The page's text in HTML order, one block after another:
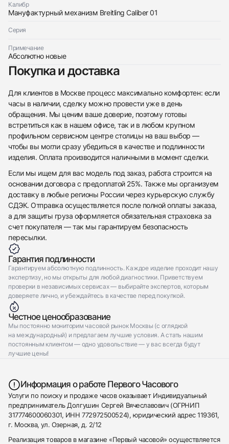
Калибр
Мануфактурный механизм Breitling Caliber 01
Серия
Примечание
Абсолютно новые
Покупка и доставка
Для клиентов в Москве процесс максимально комфортен: если
часы в наличии, сделку можно провести уже в день
обращения. Мы ценим ваше доверие, поэтому готовы
встретиться как в нашем офисе, так и в любом крупном
профильном сервисном центре столицы на ваш выбор —
чтобы вы могли сразу убедиться в качестве и подлинности
изделия. Оплата производится наличными в момент сделки.
Если мы ищем для вас модель под заказ, работа строится на
основании договора с предоплатой 25%. Также мы организуем
доставку в любые регионы России через курьерскую службу
СДЭК. Отправка осуществляется после полной оплаты заказа,
а для защиты груза оформляется обязательная страховка за
счет покупателя — так мы гарантируем безопасность
пересылки.
Гарантия подлинности
Гарантируем абсолютную подлинность. Каждое изделие проходит нашу
экспертизу, но мы открыты для любой диагностики. Приветствуем
проверки в независимых сервисах — выбирайте экспертов, которым
доверяете лично, и убеждайтесь в качестве перед покупкой.
Честное ценообразование
Мы постоянно мониторим часовой рынок Москвы (с оглядкой
на международный) и предлагаем лучшие условия. А стать нашим
постоянным клиентом — одно удовольствие — у вас всегда будут
лучшие цены!
Информация о работе Первого Часового
Услуги по поиску и продаже часов оказывает Индивидуальный
предприниматель Долгушин Сергей Вячеславович (ОГРНИП
317774600060301, ИНН 772972500524), юридический адрес 119361,
г. Москва, ул. Озерная, д. 2/12
Реализация товаров в магазине «Первый часовой» осуществляется